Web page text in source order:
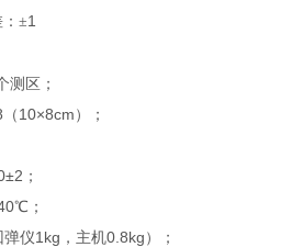
：±1
测区；
10×8cm）；
；
；
仪1kg，主机0.8kg）；